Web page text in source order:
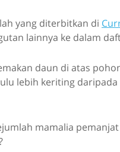
yang diterbitkan di
lainnya ke dalam
lebih keriting daripada
mamalia